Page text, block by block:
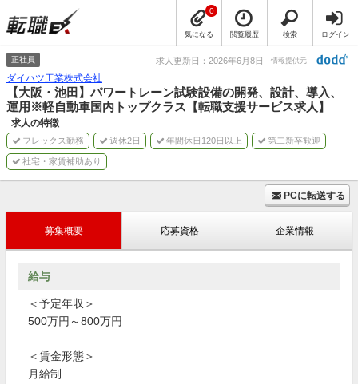
気になる
0
閲覧履歴 検索 ログイン
正社員 求人更新日：2026年6月8日 情報提供元
ダイハツ工業株式会社
【大阪・池田】パワートレーン試験設備の開発、設計、導入、
運用※軽自動車国内トップクラス【転職支援サービス求人】
求人の特徴
フレックス勤務 週休2日 年間休日120日以上 第二新卒歓迎
社宅・家賃補助あり
PCに転送する
募集概要 応募資格 企業情報
給与
＜予定年収＞
500万円～800万円
＜賃金形態＞
月給制